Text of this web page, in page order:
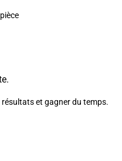
et gagner du temps.